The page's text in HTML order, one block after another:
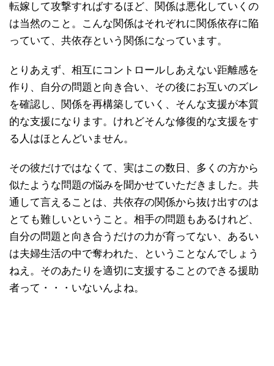
転嫁して攻撃すればするほど、関係は悪化していくの
は当然のこと。こんな関係はそれぞれに関係依存に陥
っていて、共依存という関係になっています。
とりあえず、相互にコントロールしあえない距離感を
作り、自分の問題と向き合い、その後にお互いのズレ
を確認し、関係を再構築していく、そんな支援が本質
的な支援になります。けれどそんな修復的な支援をす
る人はほとんどいません。
その彼だけではなくて、実はこの数日、多くの方から
似たような問題の悩みを聞かせていただきました。共
通して言えることは、共依存の関係から抜け出すのは
とても難しいということ。相手の問題もあるけれど、
自分の問題と向き合うだけの力が育ってない、あるい
は夫婦生活の中で奪われた、ということなんでしょう
ねえ。そのあたりを適切に支援することのできる援助
者って・・・いないんよね。